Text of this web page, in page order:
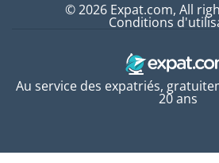
Au service des expatriés,
20 ans
© 2026 Expat.com, All
Conditions